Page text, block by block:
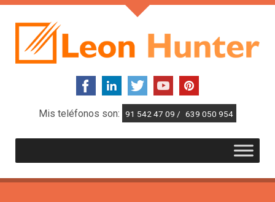
Mis teléfonos son: 91 542 47 09 / 639 050 954